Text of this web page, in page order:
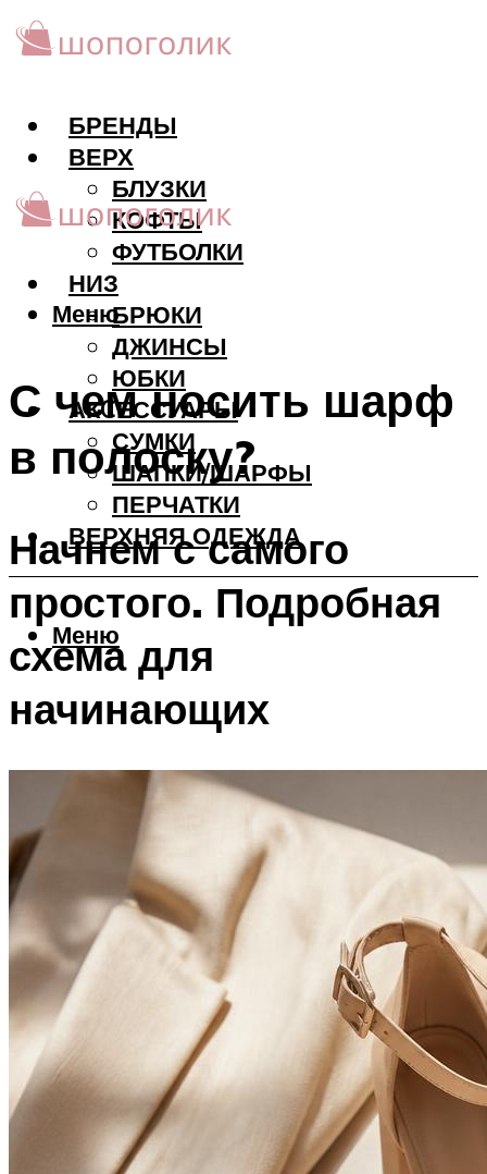
БРЕНДЫ
ВЕРХ
БЛУЗКИ
КОФТЫ
ФУТБОЛКИ
НИЗ
БРЮКИ
ДЖИНСЫ
ЮБКИ
АКCЕССУАРЫ
СУМКИ
ШАПКИ/ШАРФЫ
ПЕРЧАТКИ
ВЕРХНЯЯ ОДЕЖДА
Меню
Меню
С чем носить шарф
в полоску?
Начнем с самого
простого. Подробная
схема для
начинающих